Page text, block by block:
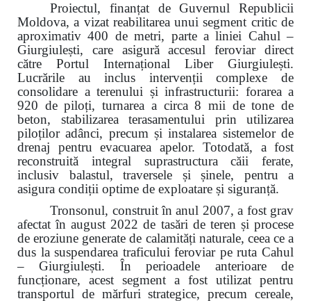
Proiectul, finanțat de Guvernul Republicii
Moldova, a vizat reabilitarea unui segment critic de
aproximativ 400 de metri, parte a liniei Cahul –
Giurgiulești, care asigură accesul feroviar direct
către Portul Internațional Liber Giurgiulești.
Lucrările au inclus intervenții complexe de
consolidare a terenului și infrastructurii: forarea a
920 de piloți, turnarea a circa 8 mii de tone de
beton, stabilizarea terasamentului prin utilizarea
piloților adânci, precum și instalarea sistemelor de
drenaj pentru evacuarea apelor. Totodată, a fost
reconstruită integral suprastructura căii ferate,
inclusiv balastul, traversele și șinele, pentru a
asigura condiții optime de exploatare și siguranță.
Tronsonul, construit în anul 2007, a fost grav
afectat în august 2022 de tasări de teren și procese
de eroziune generate de calamități naturale, ceea ce a
dus la suspendarea traficului feroviar pe ruta Cahul
– Giurgiulești. În perioadele anterioare de
funcționare, acest segment a fost utilizat pentru
transportul de mărfuri strategice, precum cereale,